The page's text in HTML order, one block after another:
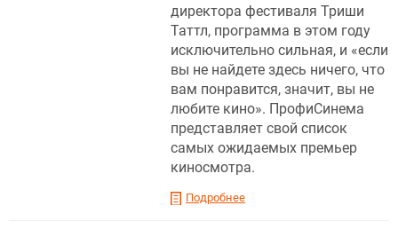
директора фестиваля Триши
Таттл, программа в этом году
исключительно сильная, и «если
вы не найдете здесь ничего, что
вам понравится, значит, вы не
любите кино». ПрофиСинема
представляет свой список
самых ожидаемых премьер
киносмотра.
Подробнее